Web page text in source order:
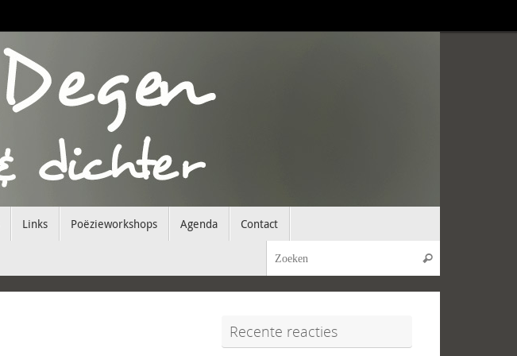
Links Poëzieworkshops Agenda Contact
Zoeken
Recente reacties